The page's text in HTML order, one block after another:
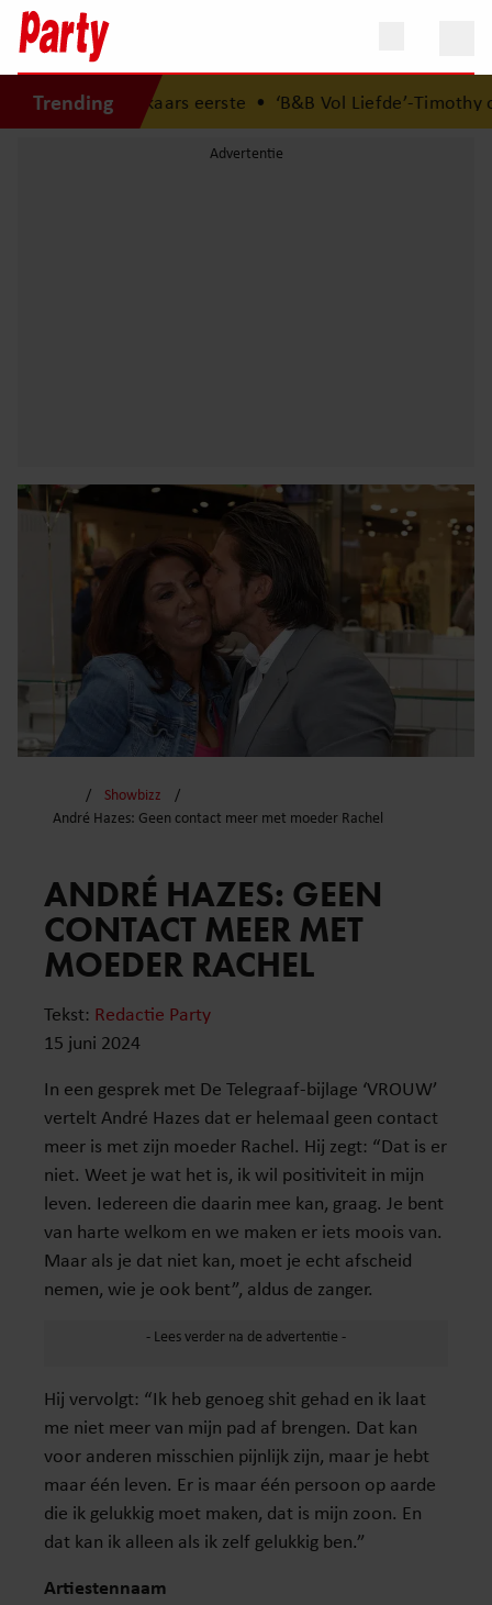
Trending
elkaars eerste •‘B&B Vol Liefde’-Timothy openhartig
Showbizz
André Hazes: Geen contact meer met moeder Rachel
ANDRÉ HAZES: GEEN
CONTACT MEER MET
MOEDER RACHEL
Tekst: Redactie Party
15 juni 2024
In een gesprek met De Telegraaf-bijlage ‘VROUW’
vertelt André Hazes dat er helemaal geen contact
meer is met zijn moeder Rachel. Hij zegt: “Dat is er
niet. Weet je wat het is, ik wil positiviteit in mijn
leven. Iedereen die daarin mee kan, graag. Je bent
van harte welkom en we maken er iets moois van.
Maar als je dat niet kan, moet je echt afscheid
nemen, wie je ook bent”, aldus de zanger.
Hij vervolgt: “Ik heb genoeg shit gehad en ik laat
me niet meer van mijn pad af brengen. Dat kan
voor anderen misschien pijnlijk zijn, maar je hebt
maar één leven. Er is maar één persoon op aarde
die ik gelukkig moet maken, dat is mijn zoon. En
dat kan ik alleen als ik zelf gelukkig ben.”
Artiestennaam